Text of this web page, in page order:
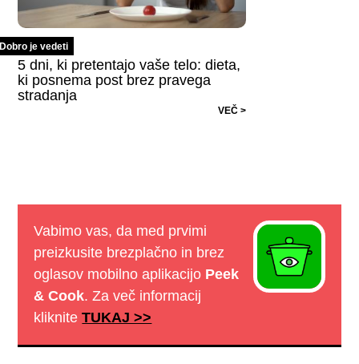
Dobro je vedeti
5 dni, ki pretentajo vaše telo: dieta,
ki posnema post brez pravega
stradanja
VEČ >
Vabimo vas, da med prvimi
preizkusite brezplačno in brez
oglasov mobilno aplikacijo Peek
& Cook. Za več informacij
klikniteTUKAJ >>